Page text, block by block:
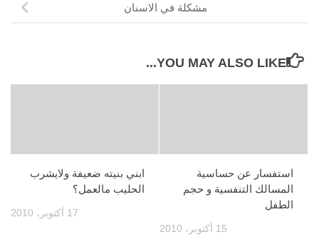
مشكلة في الاسنان
YOU MAY ALSO LIKE...
ابني بنيته ضعيفة ولايشرب
الحليب مالعمل؟
17 أكتوبر، 2010
استفسار عن حساسية
المسالك التنفسية و حجم
الطفل
15 أكتوبر، 2010